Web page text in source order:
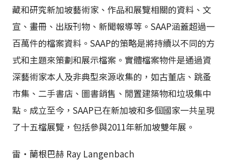
藏和研究新加坡藝術家、作品和展覽相關的資料、文
宣、畫冊、出版刊物、新聞報導等。SAAP涵蓋超過一
百萬件的檔案資料。SAAP的策略是將持續以不同的方
式和主題來策劃和展示檔案。實體檔案物件是通過資
深藝術家本人及非典型來源收集的，如古董店、跳蚤
市集、二手書店、圖書銷售、閒置建築物和垃圾集中
點。成立至今，SAAP已在新加坡和多個國家一共呈現
了十五檔展覽，包括參與2011年新加坡雙年展。
雷・蘭根巴赫 Ray Langenbach